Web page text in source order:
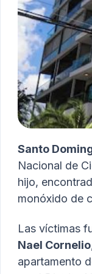
Santo
Nacional de
hijo,
monóxido de
Las víctimas
Nael Cornelio
apartamento